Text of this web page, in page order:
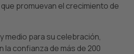
promuevan el crecimiento de
medio para su celebración,
la confianza de más de 200